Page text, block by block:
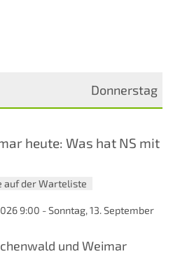
Donnerstag
heute: Was hat NS mit
auf der Warteliste
9:00 - Sonntag, 13. September
und Weimar